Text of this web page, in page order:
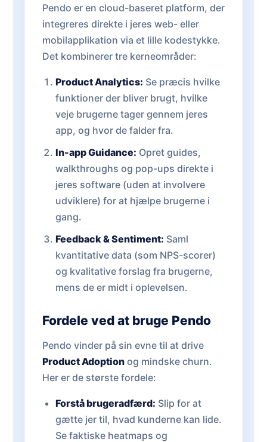
Pendo er en cloud-baseret platform, der
integreres direkte i jeres web- eller
mobilapplikation via et lille kodestykke.
Det kombinerer tre kerneområder:
Product Analytics: Se præcis hvilke
funktioner der bliver brugt, hvilke
veje brugerne tager gennem jeres
app, og hvor de falder fra.
In-app Guidance: Opret guides,
walkthroughs og pop-ups direkte i
jeres software (uden at involvere
udviklere) for at hjælpe brugerne i
gang.
Feedback & Sentiment: Saml
kvantitative data (som NPS-scorer)
og kvalitative forslag fra brugerne,
mens de er midt i oplevelsen.
Fordele ved at bruge Pendo
Pendo vinder på sin evne til at drive
Product Adoption og mindske churn.
Her er de største fordele:
Forstå brugeradfærd: Slip for at
gætte jer til, hvad kunderne kan lide.
Se faktiske heatmaps og